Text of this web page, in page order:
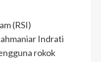
(RSI)
Indrati
rokok